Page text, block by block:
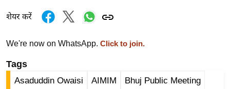
टो
र्ल्ड
ज
ब्री
शेयर करें
We're now on WhatsApp. Click to join.
Tags
Asaduddin Owaisi AIMIM Bhuj Public Meeting